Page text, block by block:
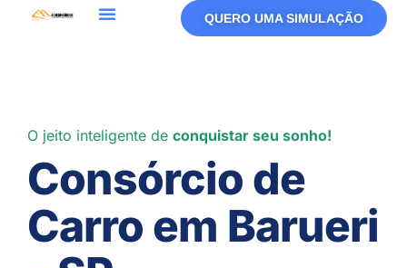
QUERO UMA SIMULAÇÃO
O jeito inteligente de conquistar seu sonho!
Consórcio de
Carro em Barueri